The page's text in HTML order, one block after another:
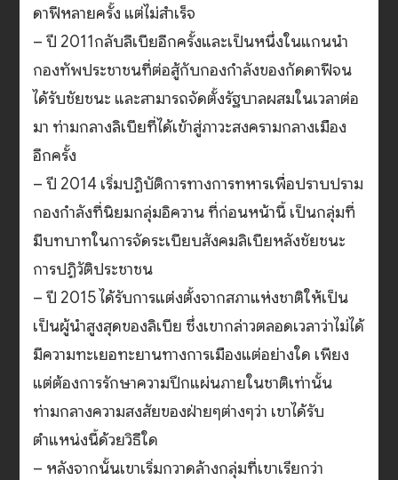
ดาฟีหลายครั้ง แต่ไม่สำเร็จ
– ปี 2011กลับลีเบียอีกครั้งและเป็นหนึ่งในแกนนำ
กองทัพประชาชนที่ต่อสู้กับกองกำลังของกัดดาฟีจน
ได้รับชัยชนะ และสามารถจัดตั้งรัฐบาลผสมในเวลาต่อ
มา ท่ามกลางลิเบียที่ได้เข้าสู่ภาวะสงครามกลางเมือง
อีกครั้ง
– ปี 2014 เริ่มปฏิบัติการทางการทหารเพื่อปราบปราม
กองกำลังที่นิยมกลุ่มอิควาน ที่ก่อนหน้านี้ เป็นกลุ่มที่
มีบทบาทในการจัดระเบียบสังคมลิเบียหลังชัยชนะ
การปฏิวัติประชาชน
– ปี 2015 ได้รับการแต่งตั้งจากสภาแห่งชาติให้เป็น
เป็นผู้นำสูงสุดของลิเบีย ซึ่งเขากล่าวตลอดเวลาว่าไม่ได้
มีความทะเยอทะยานทางการเมืองแต่อย่างใด เพียง
แต่ต้องการรักษาความปึกแผ่นภายในชาติเท่านั้น
ท่ามกลางความสงสัยของฝ่ายๆต่างๆว่า เขาได้รับ
ตำแหน่งนี้ด้วยวิธีใด
– หลังจากนั้นเขาเริ่มกวาดล้างกลุ่มที่เขาเรียกว่า